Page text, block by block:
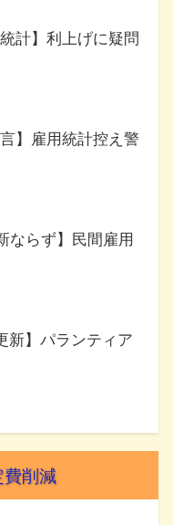
計】利上げに疑問
】雇用統計控え警
ならず】民間雇用
新】パランティア
削減